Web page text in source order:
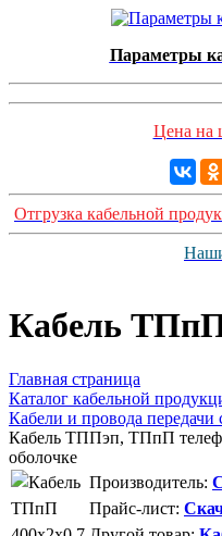
Параметры
Цена на
Отгрузка кабельной
Кабель
Главная страница
Каталог кабельной
Кабели и провода передачи
Кабель ТППэп, ТПпП
оболочке
Производитель:
Прайс-лист: